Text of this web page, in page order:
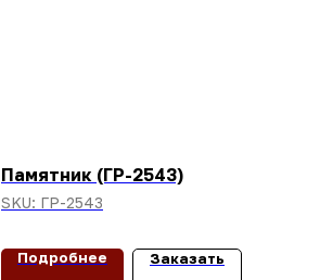
Памятник (ГР-2543)
SKU: ГР-2543
Подробнее Заказать